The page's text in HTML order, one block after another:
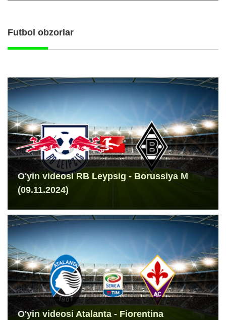
Futbol obzorlar
O'yin videosi RB Leypsig - Borussiya M
(09.11.2024)
O'yin videosi Atalanta - Fiorentina